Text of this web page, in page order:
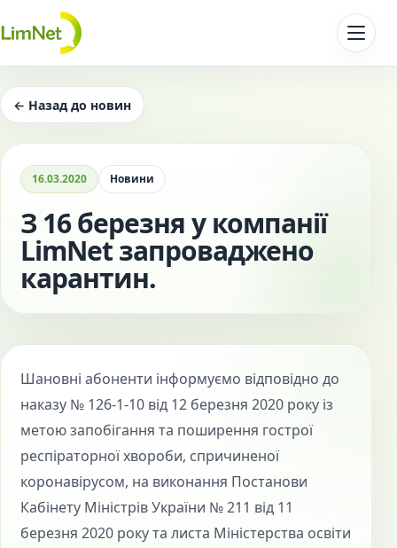
Перейти до контенту
← Назад до новин
16.03.2020 Новини
З 16 березня у компанії
LimNet запроваджено
карантин.
Шановні абоненти інформуємо відповідно до
наказу № 126-1-10 від 12 березня 2020 року із
метою запобігання та поширення гострої
респіраторної хвороби, спричиненої
коронавірусом, на виконання Постанови
Кабінету Міністрів України № 211 від 11
березня 2020 року та листа Міністерства освіти